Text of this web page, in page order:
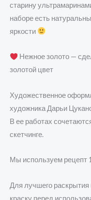
старину
наборе есть
яркости
Нежное золото —
золотой цвет
Художественное
художника Дарьи
В ее работах
скетчинге.
Мы используем рецепт
Для лучшего
краску перед